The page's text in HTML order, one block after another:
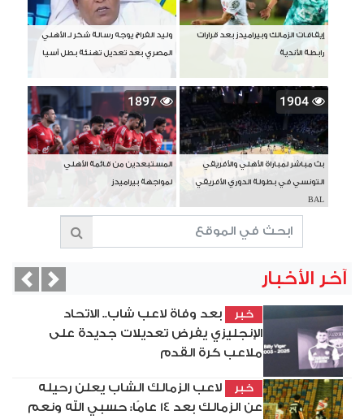
إيقافات الزمالك وبيراميدز بعد قرارات
رابطة الأندية
وليد الفراج يوجه رسالة شكر لـ الأهلي
المصري بعد تعديل تهنئة بطل آسيا
1904
بث مباشر لمباراة الأهلي والأفريقي
التونسي في بطولة الدوري الأفريقي
BAL
1897
المستبعدين من قائمة الأهلي
لمواجهة بيراميدز
آخر الأخبار
خبر
بعد وفاة لاعب شاب.. الاتحاد
الإنجليزي يفرض تعديلات جديدة على
ملاعب كرة القدم
خبر
لاعب الزمالك الشاب يعلن رحيله
عن الزمالك بعد 14 عامًا: حسبي الله ونعم
Next